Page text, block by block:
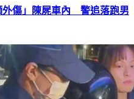
外傷」陳屍車內 警追落跑男